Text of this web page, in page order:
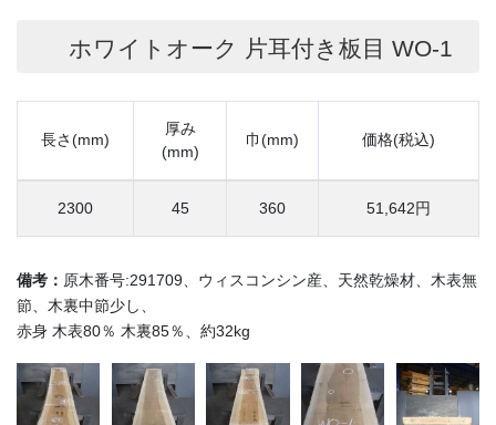
ホワイトオーク 片耳付き板目 WO-1
長さ(mm)
厚み
(mm)
巾(mm) 価格(税込)
2300 45 360 51,642円
備考： 原木番号:291709、ウィスコンシン産、天然乾燥材、木表無
節、木裏中節少し、
赤身 木表80％ 木裏85％、約32kg